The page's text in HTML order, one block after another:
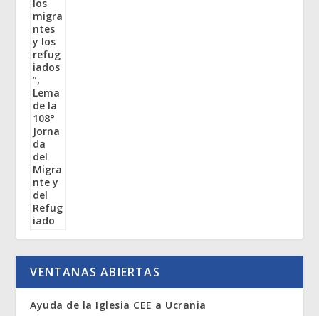
VENTANAS ABIERTAS
Ayuda de la Iglesia CEE a Ucrania